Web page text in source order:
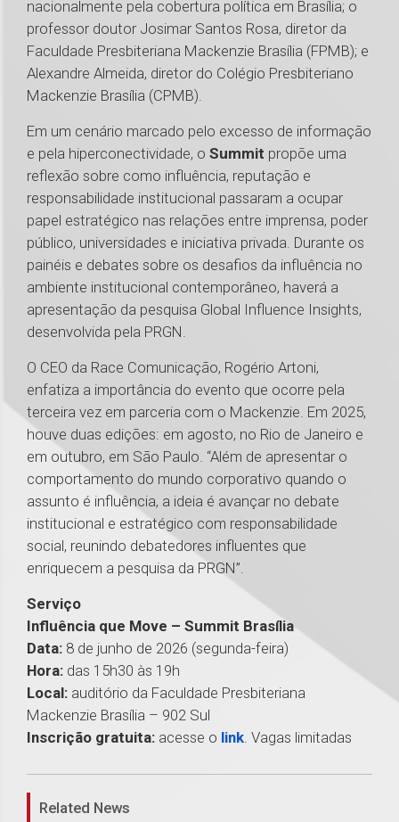
nacionalmente pela cobertura política em Brasília; o
professor doutor Josimar Santos Rosa, diretor da
Faculdade Presbiteriana Mackenzie Brasília (FPMB); e
Alexandre Almeida, diretor do Colégio Presbiteriano
Mackenzie Brasília (CPMB).
Em um cenário marcado pelo excesso de informação
e pela hiperconectividade, o Summit propõe uma
reflexão sobre como influência, reputação e
responsabilidade institucional passaram a ocupar
papel estratégico nas relações entre imprensa, poder
público, universidades e iniciativa privada. Durante os
painéis e debates sobre os desafios da influência no
ambiente institucional contemporâneo, haverá a
apresentação da pesquisa Global Influence Insights,
desenvolvida pela PRGN.
O CEO da Race Comunicação, Rogério Artoni,
enfatiza a importância do evento que ocorre pela
terceira vez em parceria com o Mackenzie. Em 2025,
houve duas edições: em agosto, no Rio de Janeiro e
em outubro, em São Paulo. “Além de apresentar o
comportamento do mundo corporativo quando o
assunto é influência, a ideia é avançar no debate
institucional e estratégico com responsabilidade
social, reunindo debatedores influentes que
enriquecem a pesquisa da PRGN”.
Serviço
Influência que Move – Summit Brasília
Data: 8 de junho de 2026 (segunda-feira)
Hora: das 15h30 às 19h
Local: auditório da Faculdade Presbiteriana
Mackenzie Brasília – 902 Sul
Inscrição gratuita: acesse o link. Vagas limitadas
1
Related News